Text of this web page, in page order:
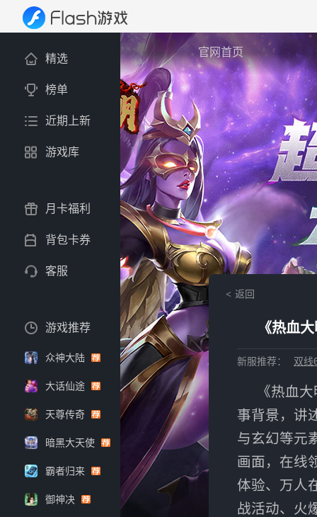
官网首页
返回
《热血
新服推荐： 双线
《热血
事背景，讲
与玄幻等元
画面，在线
体验、万人
战活动、火
精选
榜单
近期上新
游戏库
月卡福利
背包卡券
客服
游戏推荐
众神大陆
大话仙途
天尊传奇
暗黑大天使
霸者归来
御神决